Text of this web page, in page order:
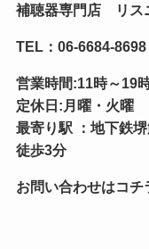
補聴器専門店 リス
TEL：06-6684-
営業時間:11時～19
定休日:月曜・火曜
最寄り駅 ：地下鉄
徒歩3分
お問い合わせはコ